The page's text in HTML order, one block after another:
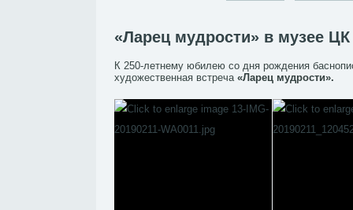
«Ларец мудрости» в музее
К 250-летнему юбилею со дня рождения
художественная встреча «Ларец мудрости».